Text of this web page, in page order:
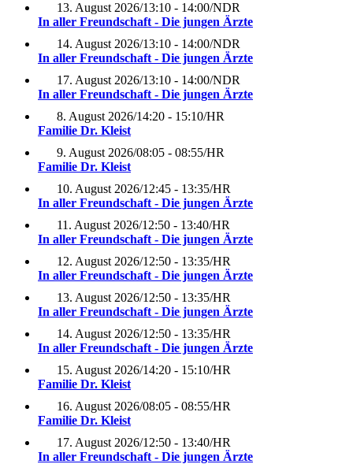
13. August 2026/13:10 - 14:00/NDR
In aller Freundschaft - Die jungen Ärzte
14. August 2026/13:10 - 14:00/NDR
In aller Freundschaft - Die jungen Ärzte
17. August 2026/13:10 - 14:00/NDR
In aller Freundschaft - Die jungen Ärzte
8. August 2026/14:20 - 15:10/HR
Familie Dr. Kleist
9. August 2026/08:05 - 08:55/HR
Familie Dr. Kleist
10. August 2026/12:45 - 13:35/HR
In aller Freundschaft - Die jungen Ärzte
11. August 2026/12:50 - 13:40/HR
In aller Freundschaft - Die jungen Ärzte
12. August 2026/12:50 - 13:35/HR
In aller Freundschaft - Die jungen Ärzte
13. August 2026/12:50 - 13:35/HR
In aller Freundschaft - Die jungen Ärzte
14. August 2026/12:50 - 13:35/HR
In aller Freundschaft - Die jungen Ärzte
15. August 2026/14:20 - 15:10/HR
Familie Dr. Kleist
16. August 2026/08:05 - 08:55/HR
Familie Dr. Kleist
17. August 2026/12:50 - 13:40/HR
In aller Freundschaft - Die jungen Ärzte